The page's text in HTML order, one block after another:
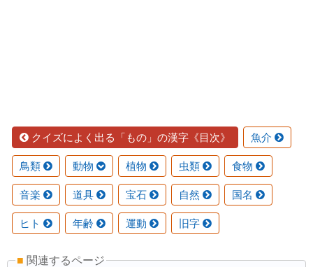
クイズによく出る「もの」の漢字《目次》 魚介
鳥類 動物 植物 虫類 食物
音楽 道具 宝石 自然 国名
ヒト 年齢 運動 旧字
■ 関連するページ